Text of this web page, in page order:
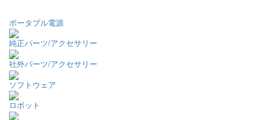
ポータブル電源
純正パーツ/アクセサリー
社外パーツ/アクセサリー
ソフトウェア
ロボット